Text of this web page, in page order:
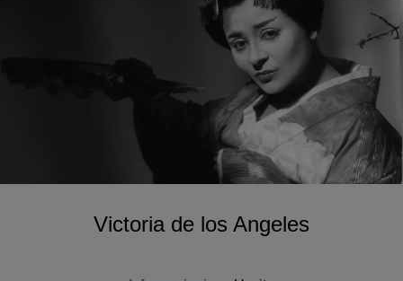
Victoria de los Angeles